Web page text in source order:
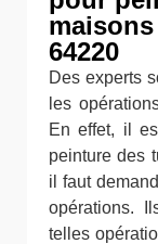
64220
Des experts
les
En effet, il
peinture des
il faut
opérations.
telles